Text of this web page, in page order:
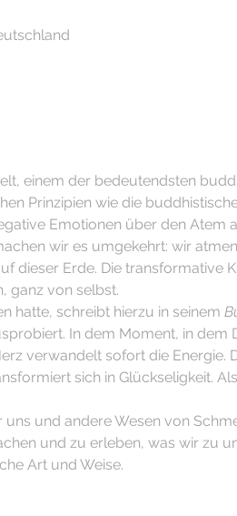
einem der bedeutendsten
Prinzipien wie die
Emotionen über den Atem
wir es umgekehrt: wir
dieser Erde. Die transformative
ganz von selbst.
hatte, schreibt hierzu in seinem
In dem Moment, in dem
verwandelt sofort die Energie.
sich in Glückseligkeit.
und andere Wesen von
und zu erleben, was wir zu
Art und Weise.